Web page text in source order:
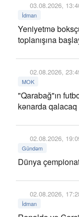
03.08.2026,
İdman
Yeniyetmə
toplanışına
02.08.2026,
MOK
"Qarabağ"ın
kənarda qalacaq
02.08.2026,
Gündəm
Dünya
02.08.2026,
İdman